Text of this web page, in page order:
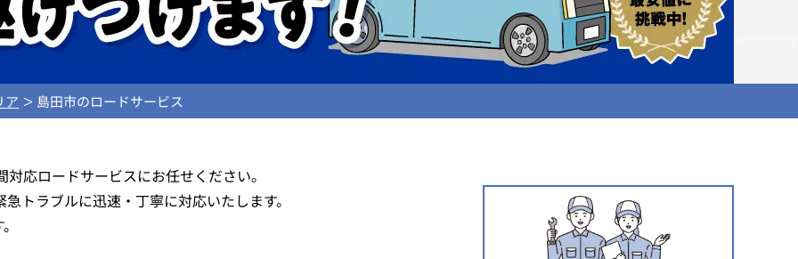
ア 島田市のロードサービス
応ロードサービスにお任せください。
トラブルに迅速・丁寧に対応いたします。